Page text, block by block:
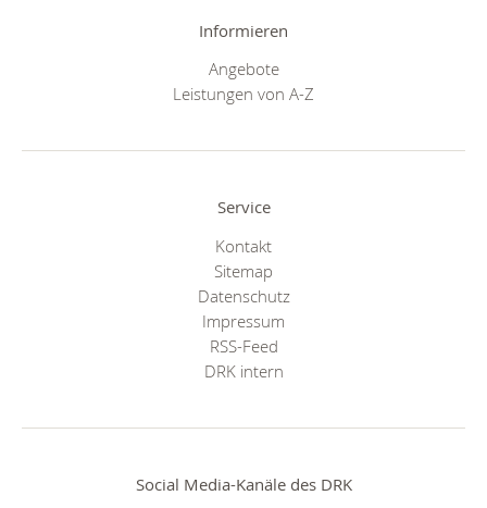
Informieren
Angebote
Leistungen von A-Z
Service
Kontakt
Sitemap
Datenschutz
Impressum
RSS-Feed
DRK intern
Social Media-Kanäle des DRK